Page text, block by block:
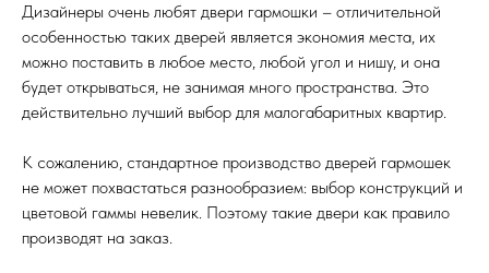
Дизайнеры очень любят двери гармошки – отличительной
особенностью таких дверей является экономия места, их
можно поставить в любое место, любой угол и нишу, и она
будет открываться, не занимая много пространства. Это
действительно лучший выбор для малогабаритных квартир.
К сожалению, стандартное производство дверей гармошек
не может похвастаться разнообразием: выбор конструкций и
цветовой гаммы невелик. Поэтому такие двери как правило
производят на заказ.